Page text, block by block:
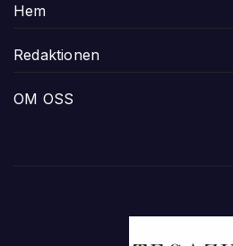
Hem
Redaktionen
OM OSS